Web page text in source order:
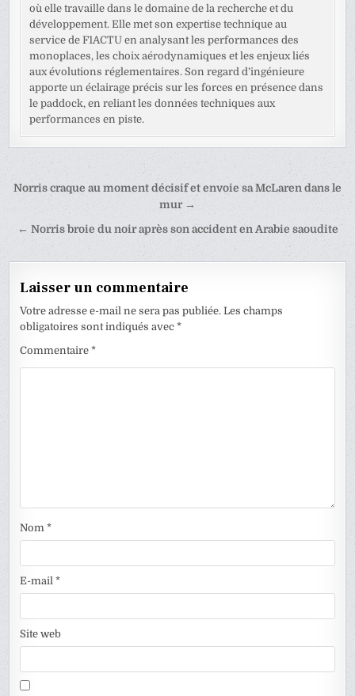
où elle travaille dans le domaine de la recherche et du
développement. Elle met son expertise technique au
service de F1ACTU en analysant les performances des
monoplaces, les choix aérodynamiques et les enjeux liés
aux évolutions réglementaires. Son regard d’ingénieure
apporte un éclairage précis sur les forces en présence dans
le paddock, en reliant les données techniques aux
performances en piste.
Navigation
l’article
Norris craque au moment décisif et envoie sa McLaren dans le
mur →
← Norris broie du noir après son accident en Arabie saoudite
Laisser un commentaire
Votre adresse e-mail ne sera pas publiée. Les champs
obligatoires sont indiqués avec*
Commentaire*
Nom*
E-mail*
Site web